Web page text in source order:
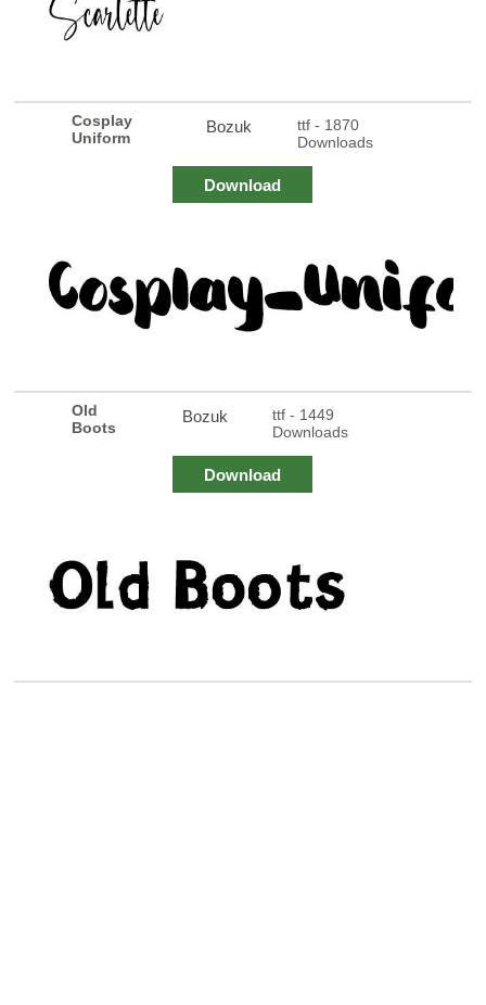
Cosplay
Uniform
Bozuk
ttf - 1870
Downloads
Download
Old
Boots
Bozuk
ttf - 1449
Downloads
Download